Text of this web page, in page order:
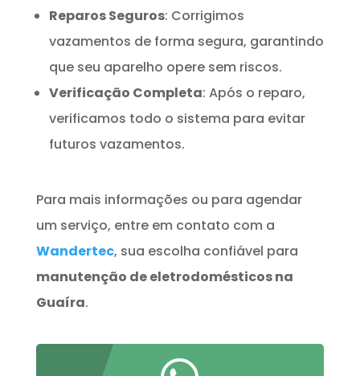
Reparos Seguros: Corrigimos
vazamentos de forma segura, garantindo
que seu aparelho opere sem riscos.
Verificação Completa: Após o reparo,
verificamos todo o sistema para evitar
futuros vazamentos.
Para mais informações ou para agendar
um serviço, entre em contato com a
Wandertec, sua escolha confiável para
manutenção de eletrodomésticos na
Guaíra.